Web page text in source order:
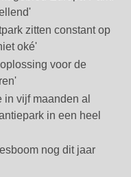
zitten constant op
oké'
voor de
vijf maanden al
in een heel
nog dit jaar